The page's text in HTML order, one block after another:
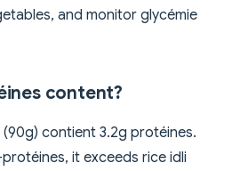
and monitor glycémie
content?
contient 3.2g protéines.
it exceeds rice idli